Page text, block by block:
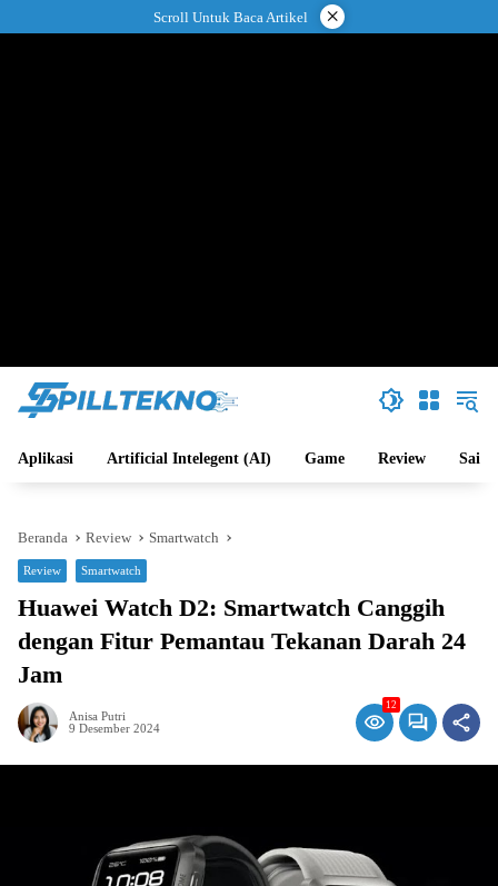
ke
Scroll Untuk Baca Artikel ×
Aplikasi Artificial Intelegent (AI) Game Review Sains
Beranda Review Smartwatch
Review Smartwatch
Huawei Watch D2: Smartwatch Canggih
dengan Fitur Pemantau Tekanan Darah 24
Jam
Anisa Putri
9 Desember 2024
12